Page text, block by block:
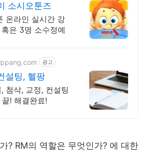
소시오툰즈
온라인 실시간 강
은 3명 소수정예
광고
설팅, 헬팡
첨삭, 교정, 컨설팅
! 해결완료!
? RM의 역할은 무엇인가? 에 대한